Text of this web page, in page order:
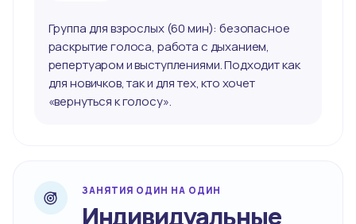
Группа для взрослых (60 мин): безопасное
раскрытие голоса, работа с дыханием,
репертуаром и выступлениями. Подходит как
для новичков, так и для тех, кто хочет
«вернуться к голосу».
ЗАНЯТИЯ ОДИН НА ОДИН
Индивидуальные